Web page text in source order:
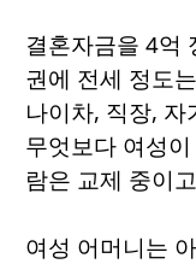
결혼자금을 4억
권에 전세 정도
나이차, 직장,
무엇보다 여성
람은 교제 중이
여성 어머니는